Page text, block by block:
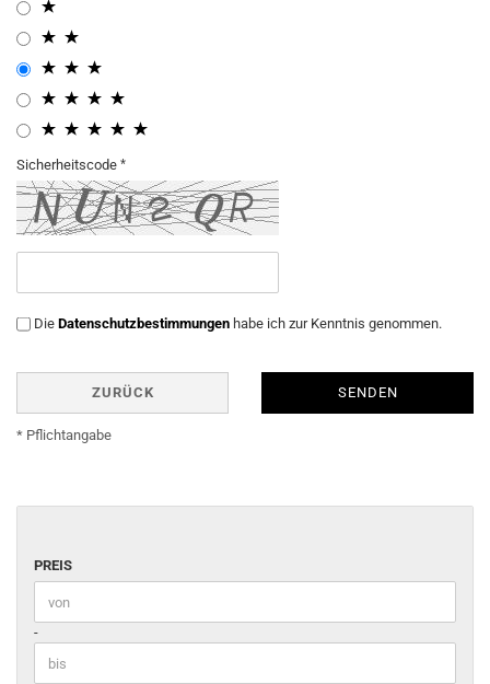
Sicherheitscode
Die Datenschutzbestimmungen habe ich zur Kenntnis genommen.
ZURÜCK SENDEN
* Pflichtangabe
PREIS
PREIS
Preis bis
-